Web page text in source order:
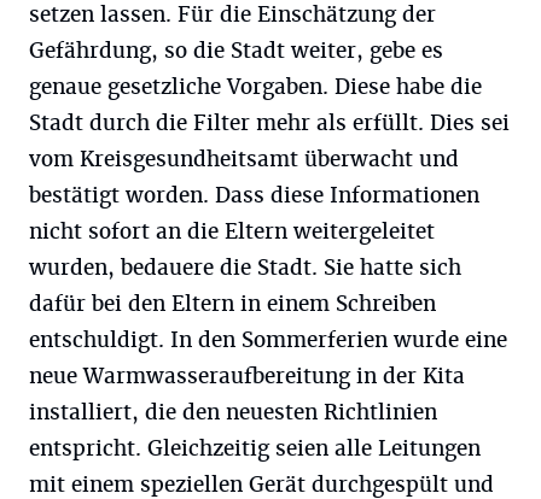
setzen lassen. Für die Einschätzung der
Gefährdung, so die Stadt weiter, gebe es
genaue gesetzliche Vorgaben. Diese habe die
Stadt durch die Filter mehr als erfüllt. Dies sei
vom Kreisgesundheitsamt überwacht und
bestätigt worden. Dass diese Informationen
nicht sofort an die Eltern weitergeleitet
wurden, bedauere die Stadt. Sie hatte sich
dafür bei den Eltern in einem Schreiben
entschuldigt. In den Sommerferien wurde eine
neue Warmwasseraufbereitung in der Kita
installiert, die den neuesten Richtlinien
entspricht. Gleichzeitig seien alle Leitungen
mit einem speziellen Gerät durchgespült und